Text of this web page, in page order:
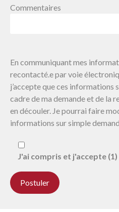
Commentaires
En communiquant mes
recontacté.e par voie
j’accepte que ces informations
cadre de ma demande et de la
en découler. Je pourrai faire
informations sur simple
J'ai compris et j'accepte (1)